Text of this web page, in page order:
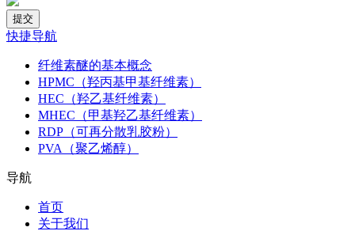
快捷导航
纤维素醚的基本概念
HPMC（羟丙基甲基纤维素）
HEC（羟乙基纤维素）
MHEC（甲基羟乙基纤维素）
RDP（可再分散乳胶粉）
PVA（聚乙烯醇）
导航
首页
关于我们